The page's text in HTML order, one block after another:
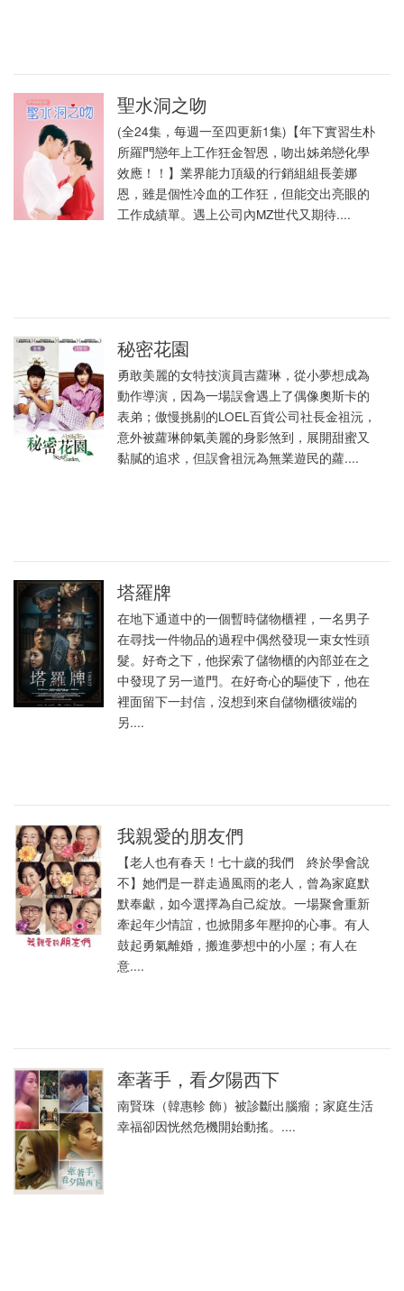
聖水洞之吻
(全24集，每週一至四更新1集)【年下實習生朴
所羅門戀年上工作狂金智恩，吻出姊弟戀化學
效應！！】業界能力頂級的行銷組組長姜娜
恩，雖是個性冷血的工作狂，但能交出亮眼的
工作成績單。遇上公司內MZ世代又期待....
秘密花園
勇敢美麗的女特技演員吉蘿琳，從小夢想成為
動作導演，因為一場誤會遇上了偶像奧斯卡的
表弟；傲慢挑剔的LOEL百貨公司社長金祖沅，
意外被蘿琳帥氣美麗的身影煞到，展開甜蜜又
黏膩的追求，但誤會祖沅為無業遊民的蘿....
塔羅牌
在地下通道中的一個暫時儲物櫃裡，一名男子
在尋找一件物品的過程中偶然發現一束女性頭
髮。好奇之下，他探索了儲物櫃的內部並在之
中發現了另一道門。在好奇心的驅使下，他在
裡面留下一封信，沒想到來自儲物櫃彼端的
另....
我親愛的朋友們
【老人也有春天！七十歲的我們 終於學會說
不】她們是一群走過風雨的老人，曾為家庭默
默奉獻，如今選擇為自己綻放。一場聚會重新
牽起年少情誼，也掀開多年壓抑的心事。有人
鼓起勇氣離婚，搬進夢想中的小屋；有人在
意....
牽著手，看夕陽西下
南賢珠（韓惠軫 飾）被診斷出腦瘤；家庭生活
幸福卻因恍然危機開始動搖。....